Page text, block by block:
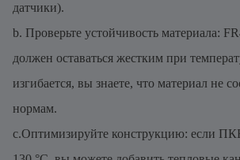
датчики).
b. Проверьте устойчивость материала:
должен оставаться жестким при
изгибается, вы знаете, что материал не
нормам.
c.Оптимизируйте конструкцию: если